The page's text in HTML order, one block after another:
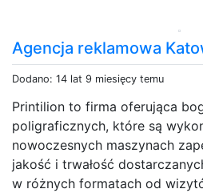
Agencja reklamowa
Dodano: 14 lat 9 miesięcy temu
Printilion to firma oferująca
poligraficznych, które są
nowoczesnych maszynach
jakość i trwałość
w różnych formatach od